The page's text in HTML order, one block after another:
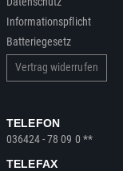
Informationspflicht
Batteriegesetz
Vertrag widerrufen
TELEFON
036424 - 78 09 0 **
TELEFAX